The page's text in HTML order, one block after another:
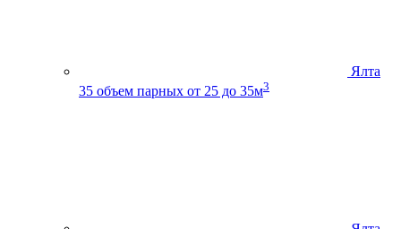
Ялта
35 объем парных от 25 до 35м3